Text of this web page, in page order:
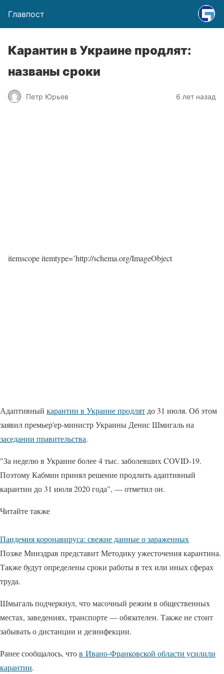
Главпост
Карантин в Украине продлят:
названы сроки
Петр Юрьев 6 лет назад
itemscope itemtype=’http://schema.org/ImageObject
Адаптивный карантин в Украине продлятдо 31 июля. Об этом
заявил премьер'ер-министр Украины Денис Шмигаль на
заседании правительства.
"За неделю в Украине более 4 тыс. заболевших COVID-19.
Поэтому Кабмин принял решение продлить адаптивный
карантин до 31 июля 2020 года", — отметил он.
Читайте также
Пандемия коронавируса: свежие данные о зараженных
Позже Минздрав представит Методику ужесточения карантина.
Также будут определены сроки работы в тех или иных сферах
труда.
Шмыгаль подчеркнул, что масочный режим в общественных
местах, заведениях, транспорте — обязателен. Также не стоит
забывать о дистанции и дезинфекции.
Ранее сообщалось, чтов Ивано-Франковской области усилили
карантин.